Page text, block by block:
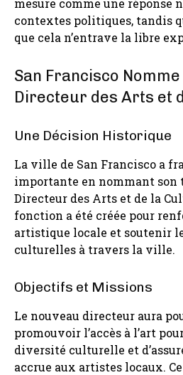
mesure comme une réponse
contextes politiques, tandis
que cela n’entrave la libre
San Francisco
Directeur des Arts et
Une Décision Historique
La ville de San Francisco a
importante en nommant son
Directeur des Arts et de la
fonction a été créée pour
artistique locale et soutenir
culturelles à travers la ville.
Objectifs et Missions
Le nouveau directeur aura
promouvoir l’accès à l’art
diversité culturelle et
accrue aux artistes locaux.